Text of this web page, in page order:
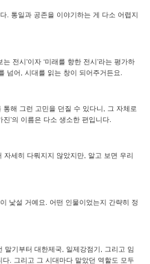
. 통일과 공존을 이야기하는 게 다소 어렵지
전시’이자 ‘미래를 향한 전시’라는 평가하
넘어, 시대를 읽는 창이 되어주거든요.
해 그런 고민을 던질 수 있다니, 그 자체로
’의 이름은 다소 생소한 편입니다.
세히 다뤄지지 않았지만, 알고 보면 우리
낯설 거예요. 어떤 인물이었는지 간략히 정
기부터 대한제국, 일제강점기, 그리고 임
. 그리고 그 시대마다 맡았던 역할도 모두